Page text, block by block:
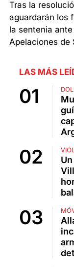
Tras la
aguardarán los
la sentenia
Apelaciones de
LAS MÁS